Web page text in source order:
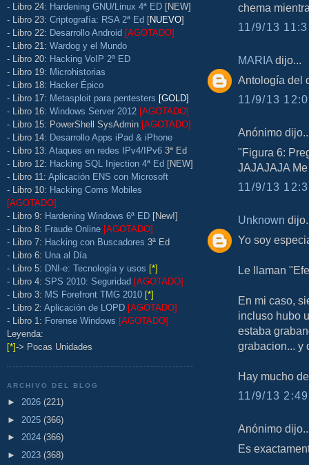
- Libro 24: Hardening GNU/Linux 4ª ED [NEW]
- Libro 23: Criptografía: RSA 2ª Ed [NUEVO]
- Libro 22: Desarrollo Android [AGOTADO]
- Libro 21: Wardog y el Mundo
- Libro 20: Hacking VoIP 2ª ED
- Libro 19: Microhistorias
- Libro 18: Hacker Épico
- Libro 17: Metasploit para pentesters [GOLD]
- Libro 16: Windows Server 2012 [AGOTADO]
- Libro 15: PowerShell SysAdmin [AGOTADO]
- Libro 14: Desarrollo Apps iPad & iPhone
- Libro 13: Ataques en redes IPv4/IPv6 3ª Ed
- Libro 12: Hacking SQL Injection 4ª Ed [NEW]
- Libro 11: Aplicación ENS con Microsoft
- Libro 10: Hacking Coms Mobiles
[AGOTADO]
- Libro 9: Hardening Windows 6ª ED [New!]
- Libro 8: Fraude Online [AGOTADO]
- Libro 7: Hacking con Buscadores 3ª Ed
- Libro 6: Una al Día
- Libro 5: DNI-e: Tecnología y usos [*]
- Libro 4: SPS 2010: Seguridad [AGOTADO]
- Libro 3: MS Forefront TMG 2010 [*]
- Libro 2: Aplicación de LOPD [AGOTADO]
- Libro 1: Forense Windows [AGOTADO]
Leyenda:
[*]-> Pocas Unidades
ARCHIVO DEL BLOG
► 2026 (221)
► 2025 (366)
► 2024 (366)
► 2023 (368)
chema
11/9/13
MARIA dijo...
Antología del
11/9/13
Anónimo
"Figura 6:
JAJAJAJA
11/9/13
Unknown
Yo soy
Le llaman
En mi caso,
incluso hubo
estaba
grabacion... y
Hay mucho
11/9/13
Anónimo
Es